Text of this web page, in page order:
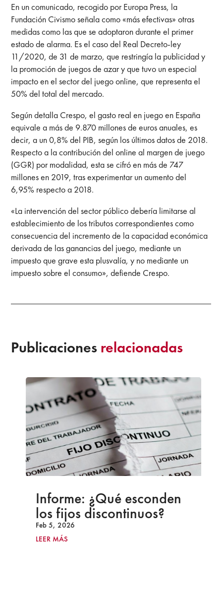
En un comunicado, recogido por Europa Press, la
Fundación Civismo señala como «más efectivas» otras
medidas como las que se adoptaron durante el primer
estado de alarma. Es el caso del Real Decreto-ley
11/2020, de 31 de marzo, que restringía la publicidad y
la promoción de juegos de azar y que tuvo un especial
impacto en el sector del juego online, que representa el
50% del total del mercado.
Según detalla Crespo, el gasto real en juego en España
equivale a más de 9.870 millones de euros anuales, es
decir, a un 0,8% del PIB, según los últimos datos de 2018.
Respecto a la contribución del online al margen de juego
(GGR) por modalidad, esta se cifró en más de 747
millones en 2019, tras experimentar un aumento del
6,95% respecto a 2018.
«La intervención del sector público debería limitarse al
establecimiento de los tributos correspondientes como
consecuencia del incremento de la capacidad económica
derivada de las ganancias del juego, mediante un
impuesto que grave esta plusvalía, y no mediante un
impuesto sobre el consumo», defiende Crespo.
Publicaciones relacionadas
Informe: ¿Qué esconden
los fijos discontinuos?
Feb 5, 2026
LEER MÁS